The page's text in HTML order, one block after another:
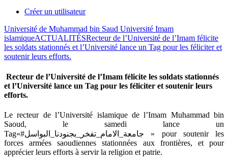
Créer un utilisateur
Université de Muhammad bin Saud Université Imam
islamiqueACTUALITÉSRecteur de l’Université de l’Imam félicite
les soldats stationnés et l’Université lance un Tag pour les féliciter et
soutenir leurs efforts.
Recteur de l’Université de l’Imam félicite les soldats stationnés
et l’Université lance un Tag pour les féliciter et soutenir leurs
efforts.
Le recteur de l’Université islamique de l’Imam Muhammad bin
Saoud, le samedi lance un
Tag«#جامعة_الامام_تفخر_بجنودنا_البواسل » pour soutenir les
forces armées saoudiennes stationnées aux frontières, et pour
apprécier leurs efforts à servir la religion et patrie.